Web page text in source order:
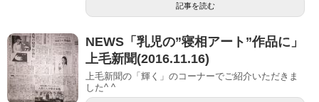
記事を読む
NEWS「乳児の”寝相アート”作品に」
上毛新聞(2016.11.16)
上毛新聞の「輝く」のコーナーでご紹介いただきま
した^ ^